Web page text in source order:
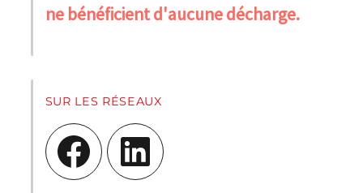
ne bénéficient d'aucune décharge.
SUR LES RÉSEAUX
Facebook LinkedIn